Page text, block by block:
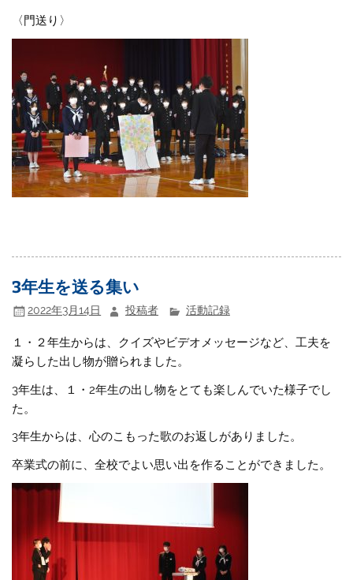
〈門送り〉
3年生を送る集い
2022年3月14日 投稿者 活動記録
１・２年生からは、クイズやビデオメッセージなど、工夫を
凝らした出し物が贈られました。
3年生は、１・2年生の出し物をとても楽しんでいた様子でし
た。
3年生からは、心のこもった歌のお返しがありました。
卒業式の前に、全校でよい思い出を作ることができました。